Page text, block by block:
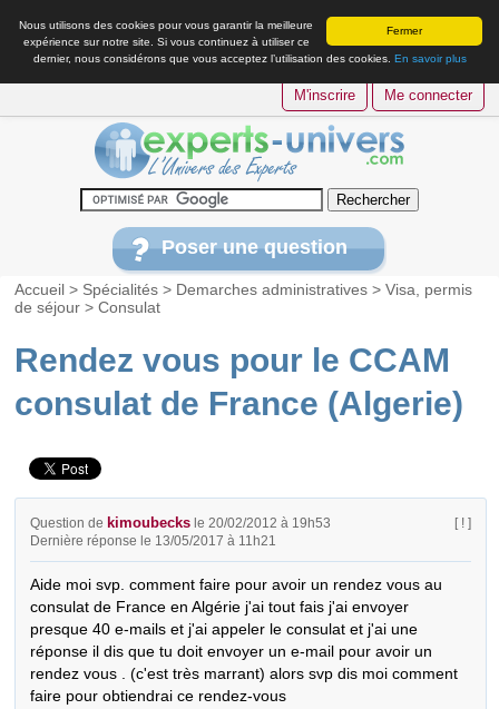
Fermer
Nous utilisons des cookies pour vous garantir la meilleure
expérience sur notre site. Si vous continuez à utiliser ce
dernier, nous considérons que vous acceptez l’utilisation des cookies. En savoir plus
M'inscrire Me connecter
Poser une question
Accueil > Spécialités > Demarches administratives >Visa, permis
de séjour >Consulat
Rendez vous pour le CCAM
consulat de France (Algerie)
Question de kimoubecks le 20/02/2012 à 19h53
Dernière réponse le 13/05/2017 à 11h21
[ ! ]
Aide moi svp. comment faire pour avoir un rendez vous au
consulat de France en Algérie j'ai tout fais j'ai envoyer
presque 40 e-mails et j'ai appeler le consulat et j'ai une
réponse il dis que tu doit envoyer un e-mail pour avoir un
rendez vous . (c'est très marrant) alors svp dis moi comment
faire pour obtiendrai ce rendez-vous